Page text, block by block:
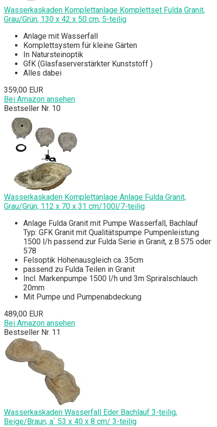
Wasserkaskaden Komplettanlage Komplettset Fulda Granit,
Grau/Grün, 130 x 42 x 50 cm, 5-teilig
Anlage mit Wasserfall
Komplettsystem für kleine Gärten
In Natursteinoptik
GfK (Glasfaserverstärkter Kunststoff )
Alles dabei
359,00 EUR
Bei Amazon ansehen
Bestseller Nr. 10
Wasserkaskaden Komplettanlage Anlage Fulda Granit,
Grau/Grün, 112 x 70 x 31 cm/100l/7-teilig
Anlage Fulda Granit mit Pumpe Wasserfall, Bachlauf
Typ: GFK Granit mit Qualitätspumpe Pumpenleistung
1500 l/h passend zur Fulda Serie in Granit, z.B.575 oder
578
Felsoptik Höhenausgleich ca. 35cm
passend zu Fulda Teilen in Granit
Incl. Markenpumpe 1500 l/h und 3m Spriralschlauch
20mm
Mit Pumpe und Pumpenabdeckung
489,00 EUR
Bei Amazon ansehen
Bestseller Nr. 11
Wasserkaskaden Wasserfall Eder Bachlauf 3-teilig,
Beige/Braun, a` 53 x 40 x 8 cm/ 3-teilig